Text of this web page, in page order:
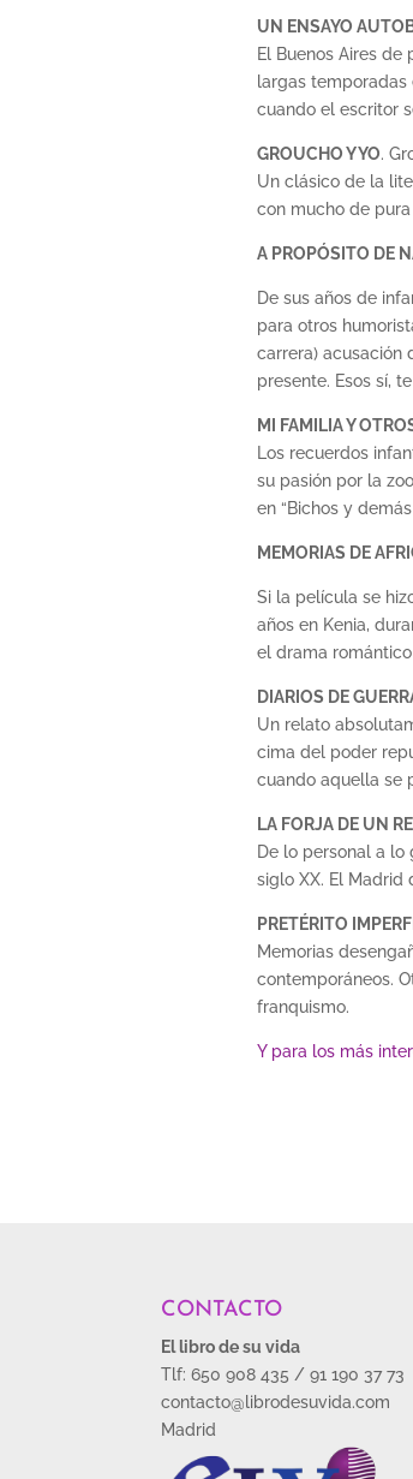
UN ENSAYO
El Buenos Aires
largas temporadas
cuando el escritor
GROUCHO Y YO.
Un clásico de la
con mucho de
A PROPÓSITO DE
De sus años de
para otros
carrera) acusación
presente. Esos sí,
MI FAMILIA Y
Los recuerdos
su pasión por la
en “Bichos y
MEMORIAS DE
Si la película se
años en Kenia,
el drama
DIARIOS DE
Un relato
cima del poder
cuando aquella se
LA FORJA DE UN
De lo personal a
siglo XX. El Madrid
PRETÉRITO
Memorias
contemporáneos.
franquismo.
Y para los más
CONTACTO
El libro de su vida
Tlf: 650 908 435 / 91 190 37 73
contacto@librodesuvida.com
Madrid